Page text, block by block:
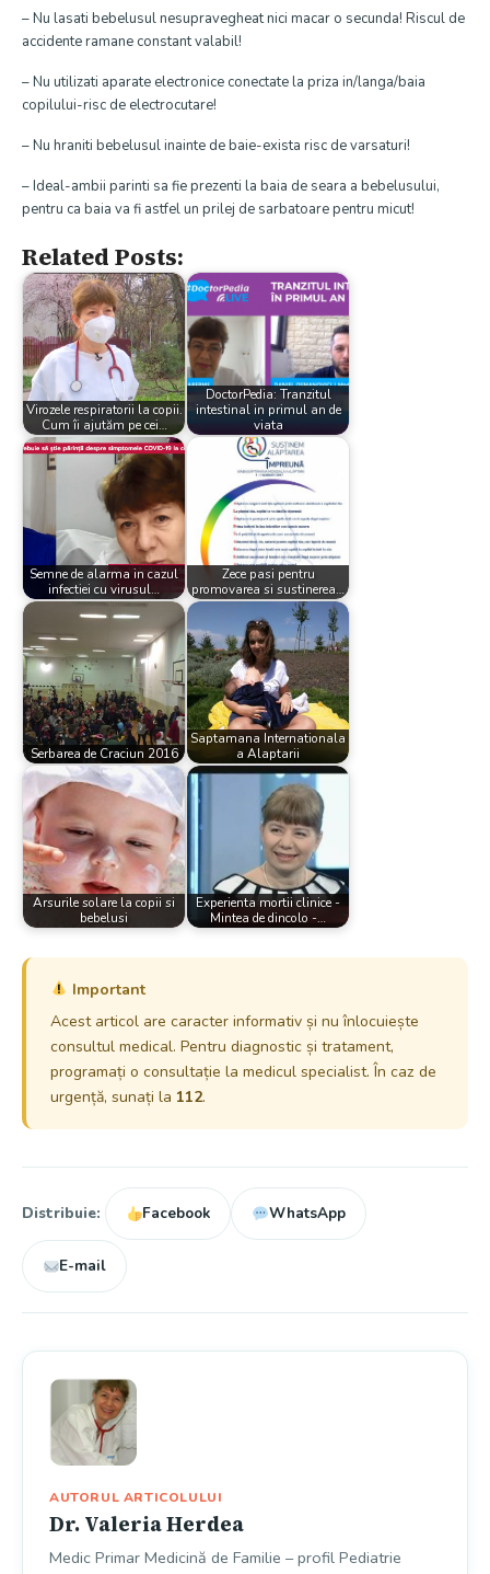
– Nu lasati bebelusul nesupravegheat nici macar o secunda! Riscul de
accidente ramane constant valabil!
– Nu utilizati aparate electronice conectate la priza in/langa/baia
copilului-risc de electrocutare!
– Nu hraniti bebelusul inainte de baie-exista risc de varsaturi!
– Ideal-ambii parinti sa fie prezenti la baia de seara a bebelusului,
pentru ca baia va fi astfel un prilej de sarbatoare pentru micut!
Related Posts:
Virozele respiratorii la copii.
Cum îi ajutăm pe cei…
DoctorPedia: Tranzitul
intestinal in primul an de
viata
Semne de alarma in cazul
infectiei cu virusul…
Zece pasi pentru
promovarea si sustinerea…
Serbarea de Craciun 2016
Saptamana Internationala
a Alaptarii
Arsurile solare la copii si
bebelusi
Experienta mortii clinice -
Mintea de dincolo -…
Important
Acest articol are caracter informativ și nu înlocuiește
consultul medical. Pentru diagnostic și tratament,
programați o consultație la medicul specialist. În caz de
urgență, sunați la 112.
Distribuie: Facebook WhatsApp
E-mail
AUTORUL ARTICOLULUI
Dr. Valeria Herdea
Medic Primar Medicină de Familie – profil Pediatrie